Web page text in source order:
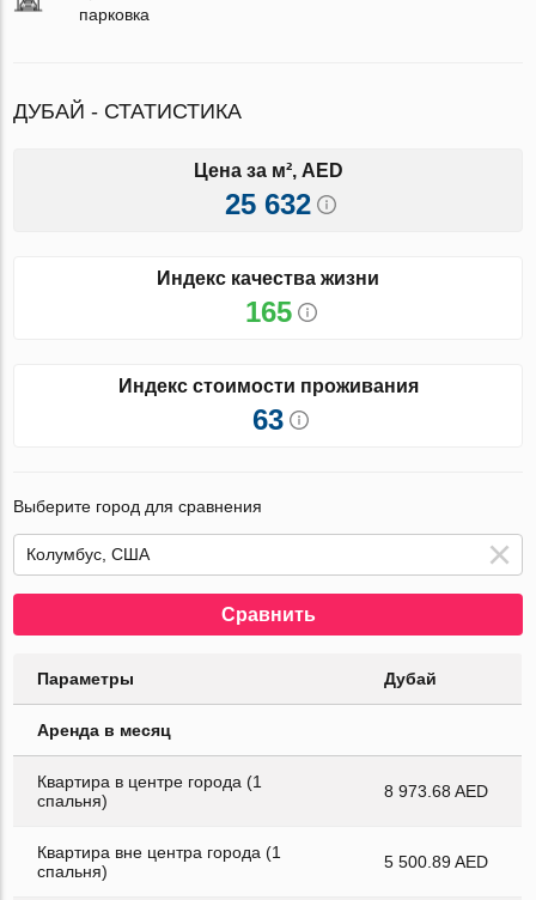
парковка
ДУБАЙ - СТАТИСТИКА
Цена за м², AED
25 632
Индекс качества жизни
165
Индекс стоимости проживания
63
Выберите город для сравнения
Сравнить
Параметры Дубай
Аренда в месяц
Квартира в центре города (1
спальня)
8 973.68 AED
Квартира вне центра города (1
спальня)
5 500.89 AED